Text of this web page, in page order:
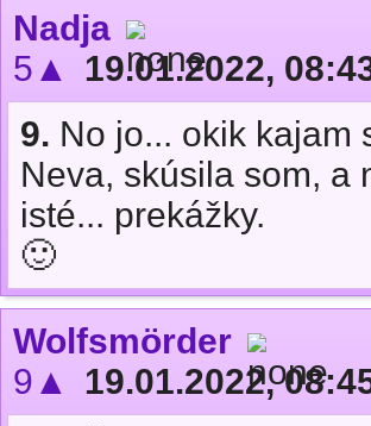
Nadja
5▲
19.01.2022,
9. No jo... okik kajam
Neva, skúsila som, a
isté... prekážky.
🙂
Wolfsmörder
9▲
19.01.2022,